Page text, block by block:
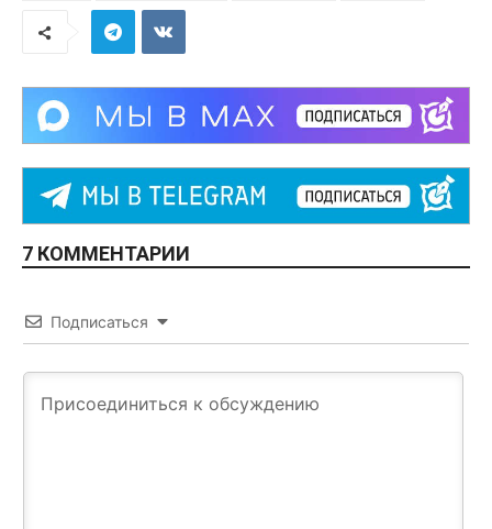
7 КОММЕНТАРИИ
Подписаться